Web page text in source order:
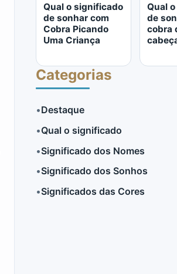
Qual o significado
de sonhar com
Cobra Picando
Uma Criança
LER MAIS
Qual
de
cobra
Categorias
•Destaque
•Qual o significado
•Significado dos Nomes
•Significado dos Sonhos
•Significados das Cores